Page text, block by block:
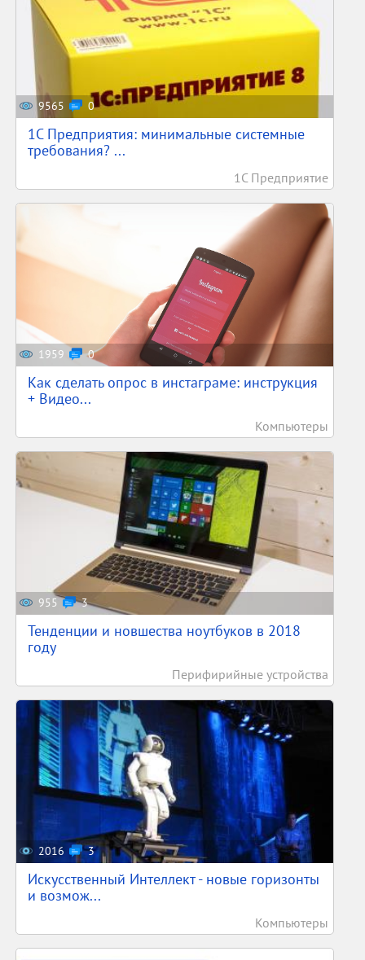
9565 0
1С Предприятия: минимальные системные
требования? ...
1С Предприятие
1959 0
Как сделать опрос в инстаграме: инструкция
+ Видео...
Компьютеры
955 3
Тенденции и новшества ноутбуков в 2018
году
Перифирийные устройства
2016 3
Искусственный Интеллект - новые горизонты
и возмож...
Компьютеры